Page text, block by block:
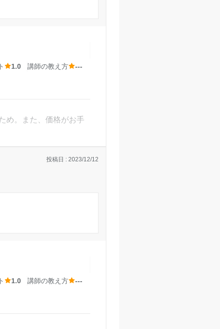
とが可能となり、目
ください。
て帰ることもできる。
るが、それに多額の費
1.0 講師の教え方 ---
め。また、価格がお手
時は気になりませんで
は設備はそんなに必要
投稿日 : 2023/12/12
1.0 講師の教え方 ---